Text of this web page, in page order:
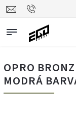
OPRO
MODRÁ